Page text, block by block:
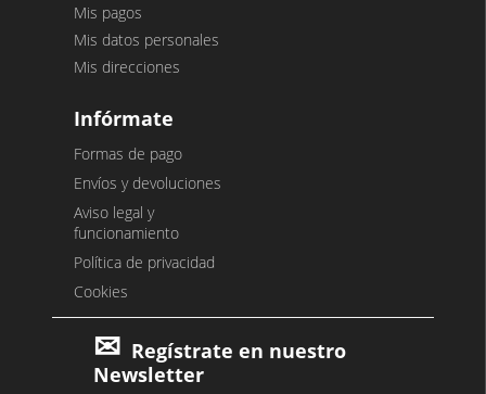
Mis pagos
Mis datos personales
Mis direcciones
Infórmate
Formas de pago
Envíos y devoluciones
Aviso legal y
funcionamiento
Política de privacidad
Cookies
Regístrate en nuestro
Newsletter